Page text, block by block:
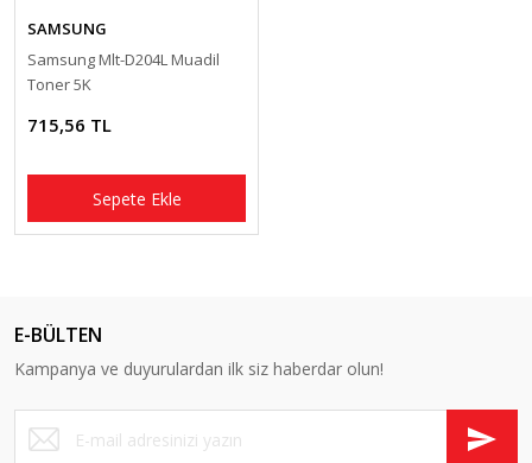
SAMSUNG
Samsung Mlt-D204L Muadil
Toner 5K
715,56 TL
Sepete Ekle
E-BÜLTEN
Kampanya ve duyurulardan ilk siz haberdar olun!